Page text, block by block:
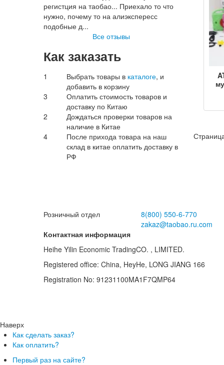
регистция на таобао... Приехало то что
нужно, почему то на алиэкспересс
подобные д...
Все отзывы
Как заказать
1 Выбрать товары в каталоге, и
добавить в корзину
3
Оплатить стоимость товаров и
доставку по Китаю
2
Дождаться проверки товаров на
наличие в Китае
4
После прихода товара на наш
склад в китае оплатить доставку в
РФ
Розничный отдел
8(800) 550-6-770
zakaz@taobao.ru.com
Контактная информация
Heihe Yilin Economic TradingCO. , LIMITED.
Registered office: China, HeyHe, LONG JIANG 166
Registration No: 91231100MA1F7QMP64
Наверх
Как сделать заказ?
Как оплатить?
Первый раз на сайте?